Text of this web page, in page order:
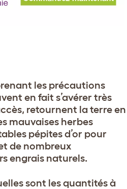
les précautions
en fait s’avérer très
retournent la terre en
mauvaises herbes
pépites d’or pour
de nombreux
engrais naturels.
sont les quantités à